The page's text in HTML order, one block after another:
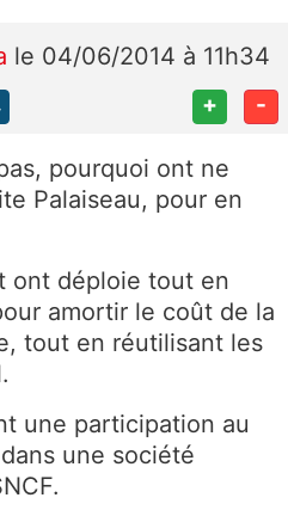
le 04/06/2014 à 11h34
+ -
pourquoi ont ne
Palaiseau, pour en
ont déploie tout en
amortir le coût de la
tout en réutilisant les
une participation au
une société